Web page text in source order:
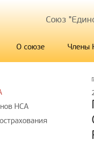
Союз
О союзе Члены
НСА